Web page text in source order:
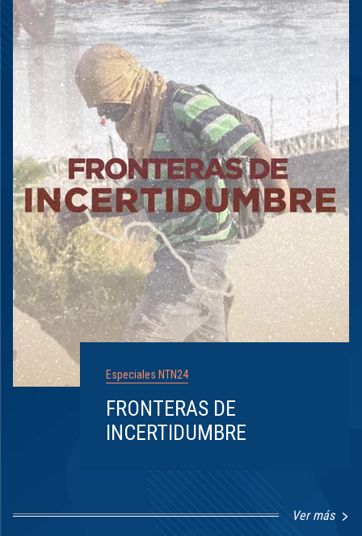
Especiales NTN24
FRONTERAS DE
INCERTIDUMBRE
Ver más